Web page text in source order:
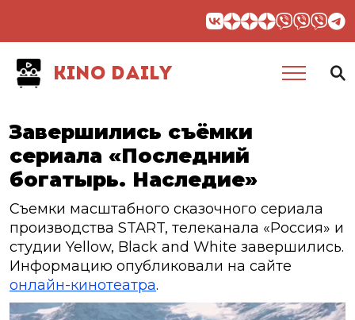
KINO DAILY
Завершились съёмки
сериала «Последний
богатырь. Наследие»
Съемки масштабного сказочного сериала
производства START, телеканала «Россия» и
студии Yellow, Black and White завершились.
Информацию опубликовали на сайте
онлайн-кинотеатра.